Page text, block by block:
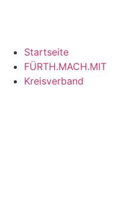
Startseite
FÜRTH.MACH.MIT
Kreisverband